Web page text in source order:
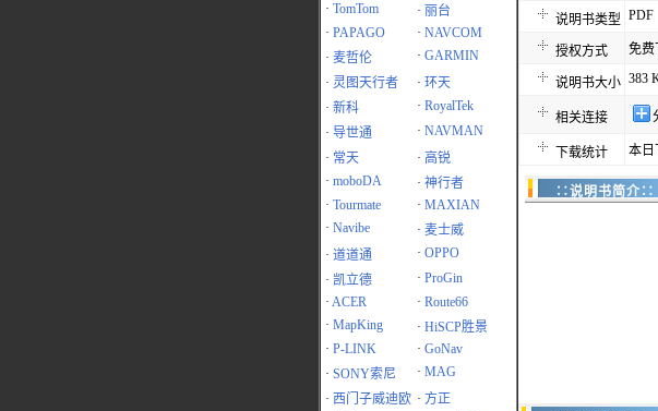
· TomTom · 丽台
· PAPAGO · NAVCOM
· 麦哲伦 · GARMIN
· 灵图天行者 · 环天
· 新科 · RoyalTek
· 导世通 · NAVMAN
· 常天 · 高锐
· moboDA · 神行者
· Tourmate · MAXIAN
· Navibe · 麦士威
· 道道通 · OPPO
· 凯立德 · ProGin
· ACER · Route66
· MapKing · HiSCP胜景
· P-LINK · GoNav
· SONY索尼 · MAG
· 西门子威迪欧 · 方正
说明书类型 PDF
授权方式 免费
说明书大小 383
相关连接
下载统计 本日
∷说明书简介∷